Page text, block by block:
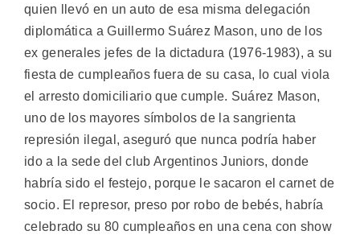
quien llevó en un auto de esa misma delegación
diplomática a Guillermo Suárez Mason, uno de los
ex generales jefes de la dictadura (1976-1983), a su
fiesta de cumpleaños fuera de su casa, lo cual viola
el arresto domiciliario que cumple. Suárez Mason,
uno de los mayores símbolos de la sangrienta
represión ilegal, aseguró que nunca podría haber
ido a la sede del club Argentinos Juniors, donde
habría sido el festejo, porque le sacaron el carnet de
socio. El represor, preso por robo de bebés, habría
celebrado su 80 cumpleaños en una cena con show